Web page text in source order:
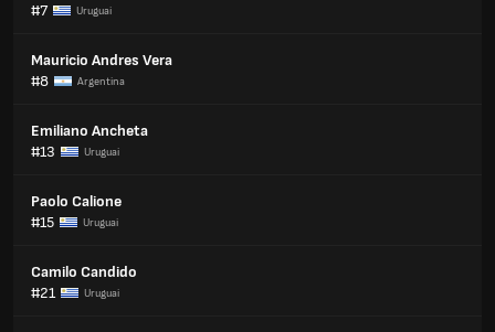
#7
Uruguai
Mauricio Andres Vera
#8
Argentina
Emiliano Ancheta
#13
Uruguai
Paolo Calione
#15
Uruguai
Camilo Candido
#21
Uruguai